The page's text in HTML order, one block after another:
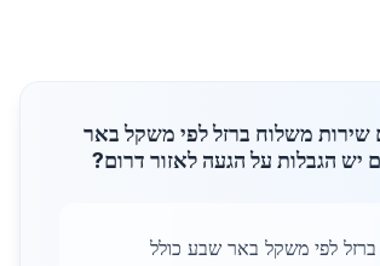
שירות משלוח ברזל לפי משקל באר
יש הגבלות על הגעה לאזור דרום?
ברזל לפי משקל באר שבע כולל